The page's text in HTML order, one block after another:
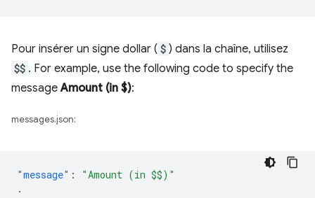
Pour insérer un signe dollar ( $ ) dans la chaîne, utilisez
$$ . For example, use the following code to specify the
messageAmount (in $):
messages.json:
"message" :